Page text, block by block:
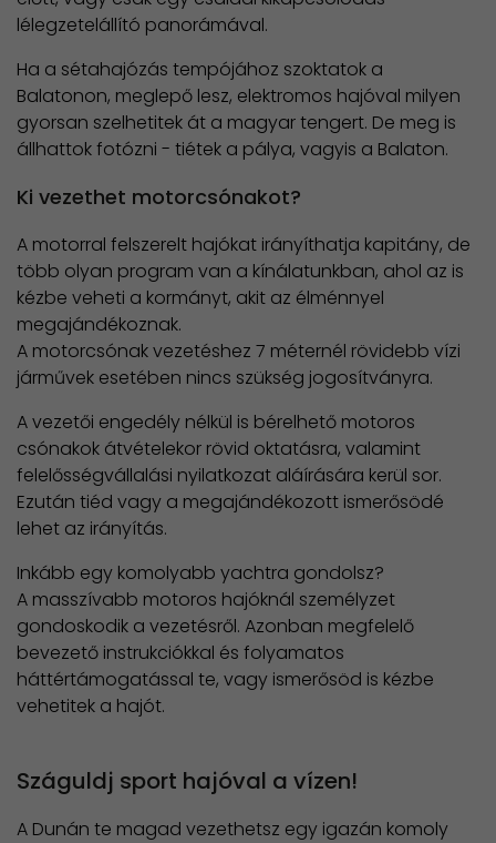
lélegzetelállító panorámával.
Ha a sétahajózás tempójához szoktatok a
Balatonon, meglepő lesz, elektromos hajóval milyen
gyorsan szelhetitek át a magyar tengert. De meg is
állhattok fotózni - tiétek a pálya, vagyis a Balaton.
Ki vezethet motorcsónakot?
A motorral felszerelt hajókat irányíthatja kapitány, de
több olyan program van a kínálatunkban, ahol az is
kézbe veheti a kormányt, akit az élménnyel
megajándékoznak.
A motorcsónak vezetéshez 7 méternél rövidebb vízi
járművek esetében nincs szükség jogosítványra.
A vezetői engedély nélkül is bérelhető motoros
csónakok átvételekor rövid oktatásra, valamint
felelősségvállalási nyilatkozat aláírására kerül sor.
Ezután tiéd vagy a megajándékozott ismerősödé
lehet az irányítás.
Inkább egy komolyabb yachtra gondolsz?
A masszívabb motoros hajóknál személyzet
gondoskodik a vezetésről. Azonban megfelelő
bevezető instrukciókkal és folyamatos
háttértámogatással te, vagy ismerősöd is kézbe
vehetitek a hajót.
Száguldj sport hajóval a vízen!
A Dunán te magad vezethetsz egy igazán komoly